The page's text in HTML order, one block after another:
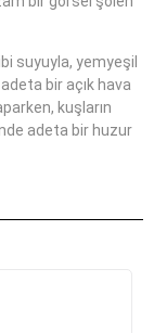
suyuyla, yemyeşil
bir açık hava
kuşların
adeta bir huzur